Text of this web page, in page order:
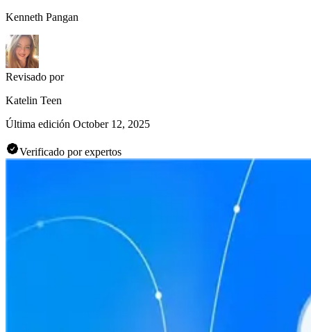
Kenneth Pangan
Revisado por
Katelin Teen
Última edición October 12, 2025
Verificado por expertos